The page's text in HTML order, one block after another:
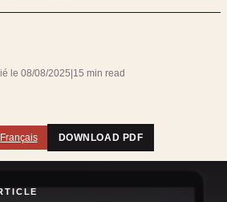
le 08/08/2025 15 min read
Français DOWNLOAD PDF